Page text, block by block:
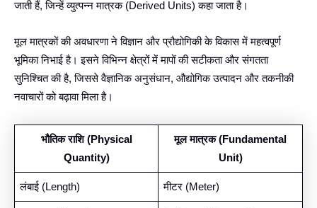
जाती हैं, जिन्हें व्युत्पन्न मात्रक (Derived Units) कहा जाता है।
मूल मात्रकों की अवधारणा ने विज्ञान और प्रौद्योगिकी के विकास में महत्वपूर्ण
भूमिका निभाई है। इसने विभिन्न क्षेत्रों में मापों की सटीकता और संगतता
सुनिश्चित की है, जिससे वैज्ञानिक अनुसंधान, औद्योगिक उत्पादन और तकनीकी
नवाचारों को बढ़ावा मिला है।
भौतिक राशि (Physical
Quantity)
मूल मात्रक (Fundamental
Unit)
लंबाई (Length) मीटर (Meter)